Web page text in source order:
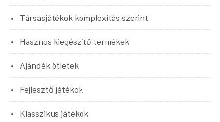
Társasjátékok komplexitás szerint
Hasznos kiegészítő termékek
Ajándék ötletek
Fejlesztő játékok
Klasszikus játékok